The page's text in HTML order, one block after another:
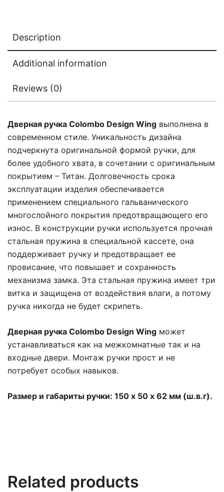
Description
Additional information
Reviews (0)
Дверная ручка Colombo Design Wing выполнена в
современном стиле. Уникальность дизайна
подчеркнута оригинальной формой ручки, для
более удобного хвата, в сочетании с оригинальным
покрытием – Титан. Долговечность срока
эксплуатации изделия обеспечивается
применением специального гальванического
многослойного покрытия предотвращающего его
износ. В конструкции ручки используется прочная
стальная пружина в специальной кассете, она
поддерживает ручку и предотвращает ее
провисание, что повышает и сохранность
механизма замка. Эта стальная пружина имеет три
витка и защищена от воздействия влаги, а потому
ручка никогда не будет скрипеть.
Дверная ручка Colombo Design Wing может
устанавливаться как на межкомнатные так и на
входные двери. Монтаж ручки прост и не
потребует особых навыков.
Размер и габариты ручки: 150 х 50 х 62 мм (ш.в.г).
Related products